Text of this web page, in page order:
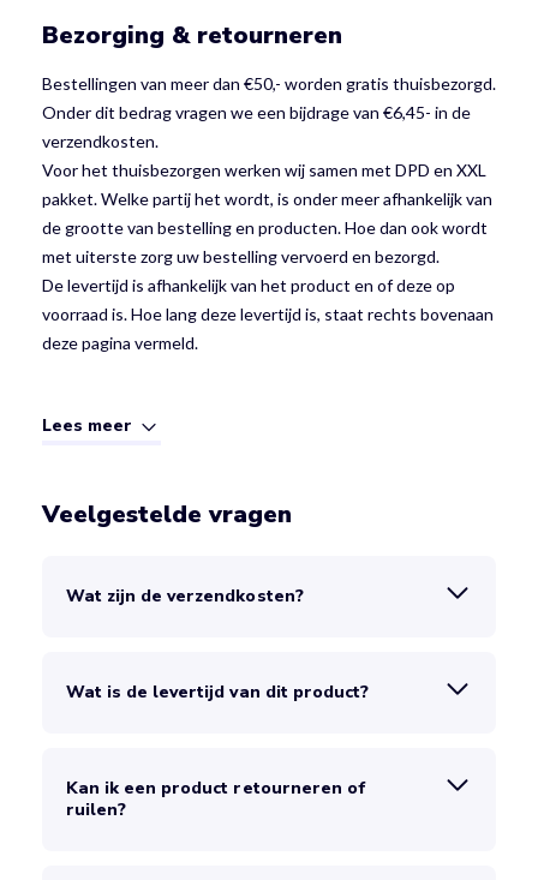
Bezorging & retourneren
Bestellingen van meer dan €50,- worden gratis thuisbezorgd.
Onder dit bedrag vragen we een bijdrage van €6,45- in de
verzendkosten.
Voor het thuisbezorgen werken wij samen met DPD en XXL
pakket. Welke partij het wordt, is onder meer afhankelijk van
de grootte van bestelling en producten. Hoe dan ook wordt
met uiterste zorg uw bestelling vervoerd en bezorgd.
De levertijd is afhankelijk van het product en of deze op
voorraad is. Hoe lang deze levertijd is, staat rechts bovenaan
deze pagina vermeld.
Lees meer
Veelgestelde vragen
Wat zijn de verzendkosten?
Wat is de levertijd van dit product?
Kan ik een product retourneren of
ruilen?